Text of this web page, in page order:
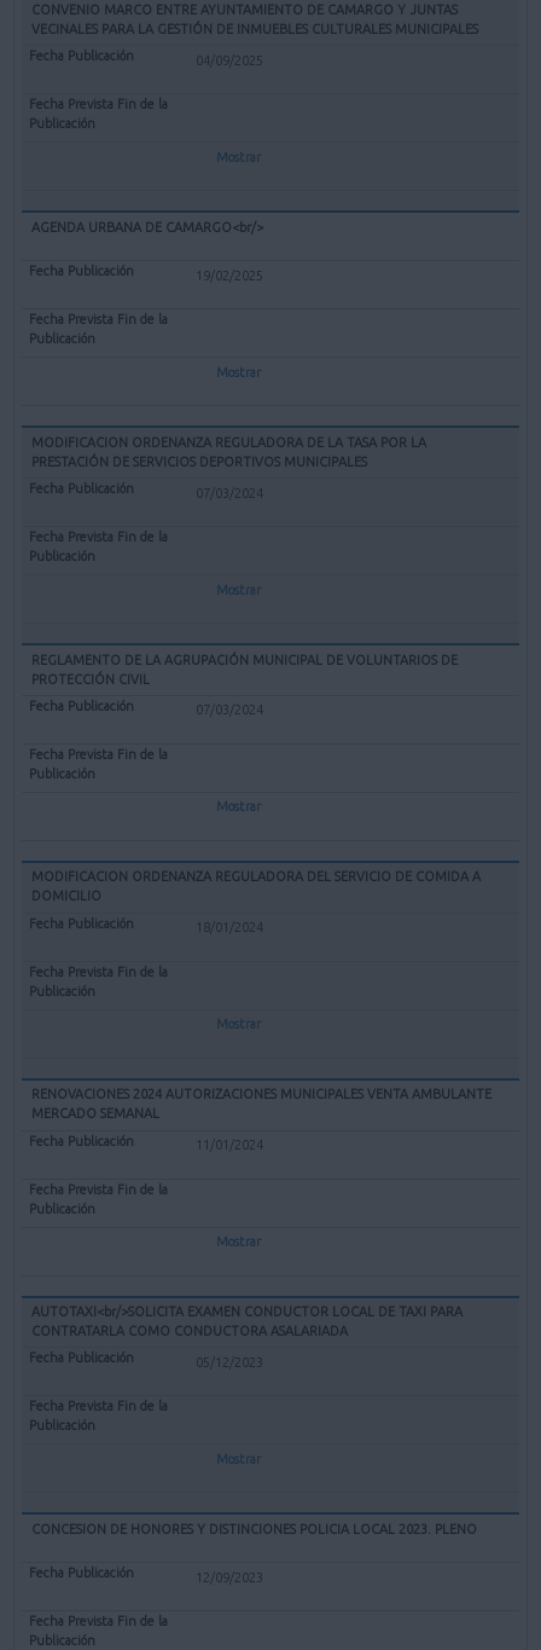
CONVENIO MARCO ENTRE AYUNTAMIENTO DE CAMARGO Y JUNTAS
VECINALES PARA LA GESTIÓN DE INMUEBLES CULTURALES MUNICIPALES
04/09/2025
Mostrar
AGENDA URBANA DE CAMARGO<br/>
19/02/2025
Mostrar
MODIFICACION ORDENANZA REGULADORA DE LA TASA POR LA
PRESTACIÓN DE SERVICIOS DEPORTIVOS MUNICIPALES
07/03/2024
Mostrar
REGLAMENTO DE LA AGRUPACIÓN MUNICIPAL DE VOLUNTARIOS DE
PROTECCIÓN CIVIL
07/03/2024
Mostrar
MODIFICACION ORDENANZA REGULADORA DEL SERVICIO DE COMIDA A
DOMICILIO
18/01/2024
Mostrar
RENOVACIONES 2024 AUTORIZACIONES MUNICIPALES VENTA AMBULANTE
MERCADO SEMANAL
11/01/2024
Mostrar
AUTOTAXI<br/>SOLICITA EXAMEN CONDUCTOR LOCAL DE TAXI PARA
CONTRATARLA COMO CONDUCTORA ASALARIADA
05/12/2023
Mostrar
CONCESION DE HONORES Y DISTINCIONES POLICIA LOCAL 2023. PLENO
12/09/2023